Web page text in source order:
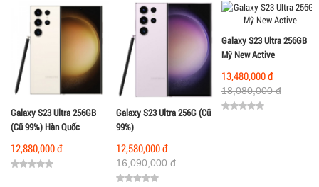
Galaxy S23 Ultra 256GB
(Cũ 99%) Hàn Quốc
12,880,000 đ
Galaxy S23 Ultra 256G (Cũ
99%)
12,580,000 đ
16,090,000 đ
Galaxy S23 Ultra 256GB
Mỹ New Active
13,480,000 đ
18,080,000 đ